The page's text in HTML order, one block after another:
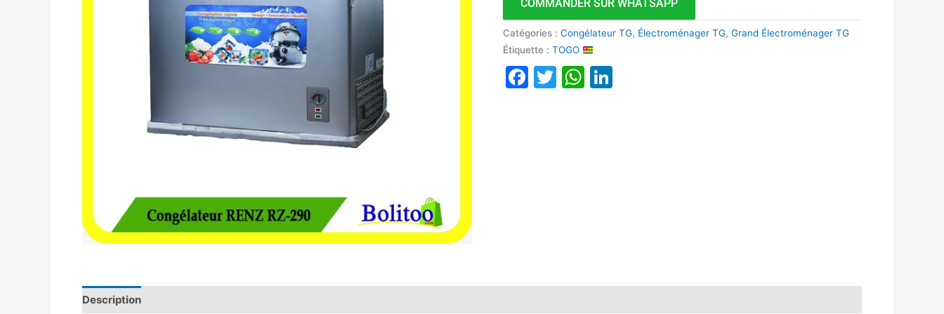
COMMANDER SUR WHATSAPP
Catégories :Congélateur TG, Électroménager TG,Grand Électroménager TG
Étiquette :TOGO
Facebook
TwitterWhatsApp
Description